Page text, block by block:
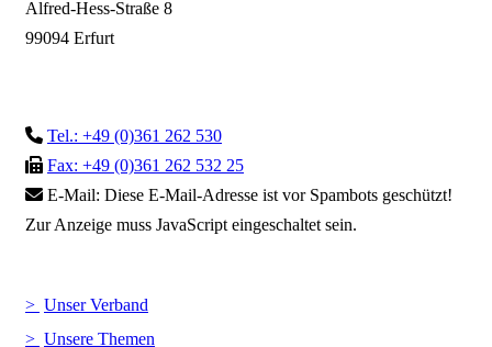
Alfred-Hess-Straße 8
99094 Erfurt
Tel.: +49 (0)361 262 530
Fax: +49 (0)361 262 532 25
E-Mail: Diese E-Mail-Adresse ist vor Spambots geschützt!
Zur Anzeige muss JavaScript eingeschaltet sein.
Unser Verband
Unsere Themen